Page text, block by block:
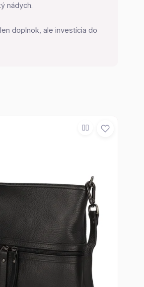
nádych.
doplnok, ale investícia do